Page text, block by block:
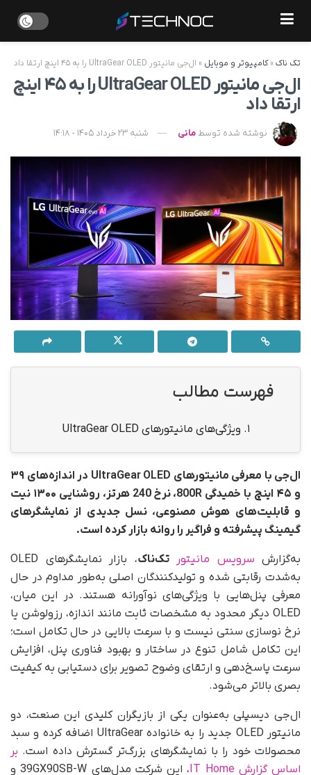
تک ناک»کامپیوتر و موبایل » ال‌جی مانیتور UltraGear OLED را به ۴۵ اینچ ارتقا داد
ال‌جی مانیتور UltraGear OLED را به ۴۵ اینچ
ارتقا داد
نوشته شده توسط مانی شنبه 23 خرداد 1405 - 14:18
فهرست مطالب
1. ویژگی‌های مانیتورهای UltraGear OLED
ال‌جی با معرفی مانیتورهای UltraGear OLED در اندازه‌های ۳۹
و ۴۵ اینچ با خمیدگی 800R، نرخ 240 هرتز، روشنایی ۱۳۰۰ نیت
و قابلیت‌های هوش مصنوعی، نسل جدیدی از نمایشگرهای
گیمینگ پیشرفته و فراگیر را روانه بازار کرده است.
به‌گزارش سرویس مانیتور تک‌ناک
، بازار نمایشگرهای OLED
به‌شدت رقابتی شده و تولیدکنندگان اصلی به‌طور مداوم در حال
معرفی پنل‌هایی با ویژگی‌های نوآورانه هستند. در این میان،
OLED دیگر محدود به مشخصات ثابت مانند اندازه، رزولوشن یا
نرخ نوسازی سنتی نیست و با سرعت بالایی در حال تکامل است؛
این تکامل شامل تنوع در ساختار و بهبود فناوری پنل، افزایش
سرعت پاسخ‌دهی و ارتقای وضوح تصویر برای دستیابی به کیفیت
بصری بالاتر می‌شود.
ال‌جی دیسپلی به‌عنوان یکی از بازیگران کلیدی این صنعت، دو
مانیتور OLED جدید را به خانواده UltraGear اضافه کرده و سبد
محصولات خود را با نمایشگرهای بزرگ‌تر گسترش داده است. بر
اساس گزارش IT Home
، این شرکت مدل‌های 39GX90SB-W و